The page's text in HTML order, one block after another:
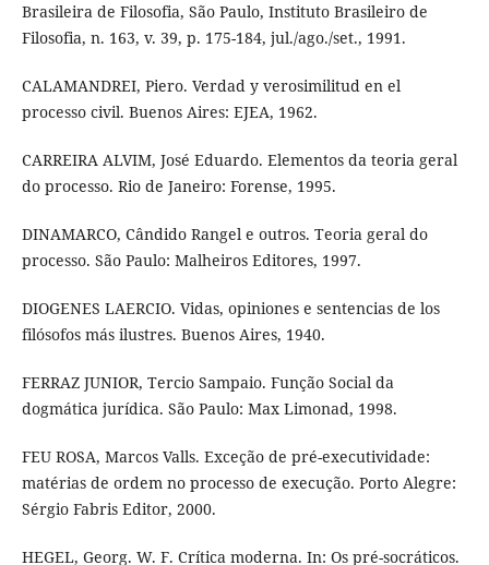
Brasileira de Filosofia, São Paulo, Instituto Brasileiro de
Filosofia, n. 163, v. 39, p. 175-184, jul./ago./set., 1991.
CALAMANDREI, Piero. Verdad y verosimilitud en el
processo civil. Buenos Aires: EJEA, 1962.
CARREIRA ALVIM, José Eduardo. Elementos da teoria geral
do processo. Rio de Janeiro: Forense, 1995.
DINAMARCO, Cândido Rangel e outros. Teoria geral do
processo. São Paulo: Malheiros Editores, 1997.
DIOGENES LAERCIO. Vidas, opiniones e sentencias de los
filósofos más ilustres. Buenos Aires, 1940.
FERRAZ JUNIOR, Tercio Sampaio. Função Social da
dogmática jurídica. São Paulo: Max Limonad, 1998.
FEU ROSA, Marcos Valls. Exceção de pré-executividade:
matérias de ordem no processo de execução. Porto Alegre:
Sérgio Fabris Editor, 2000.
HEGEL, Georg. W. F. Crítica moderna. In: Os pré-socráticos.